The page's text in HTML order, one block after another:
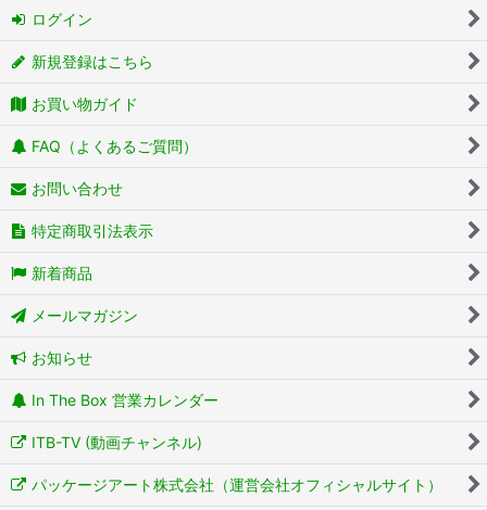
ログイン
新規登録はこちら
お買い物ガイド
FAQ（よくあるご質問）
お問い合わせ
特定商取引法表示
新着商品
メールマガジン
お知らせ
In The Box 営業カレンダー
ITB-TV (動画チャンネル)
パッケージアート株式会社（運営会社オフィシャルサイト）